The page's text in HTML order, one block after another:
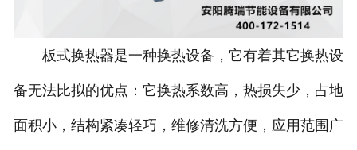
板式换热器是一种换热设备，它有着其它换热设
备无法比拟的优点：它换热系数高，热损失少，占地
面积小，结构紧凑轻巧，维修清洗方便，应用范围广